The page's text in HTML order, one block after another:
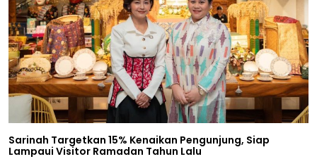
Sarinah Targetkan 15% Kenaikan Pengunjung, Siap
Lampaui Visitor Ramadan Tahun Lalu